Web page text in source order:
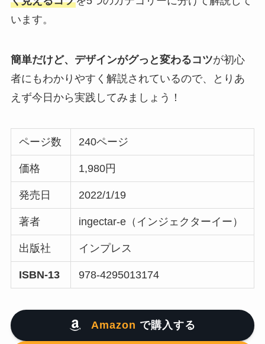
います。
簡単だけど、デザインがグっと変わるコツが初心
者にもわかりやすく解説されているので、とりあ
えず今日から実践してみましょう！
ページ数 240ページ
価格 1,980円
発売日 2022/1/19
著者 ingectar-e（インジェクターイー）
出版社 インプレス
ISBN-13 978-4295013174
Amazon で購入する